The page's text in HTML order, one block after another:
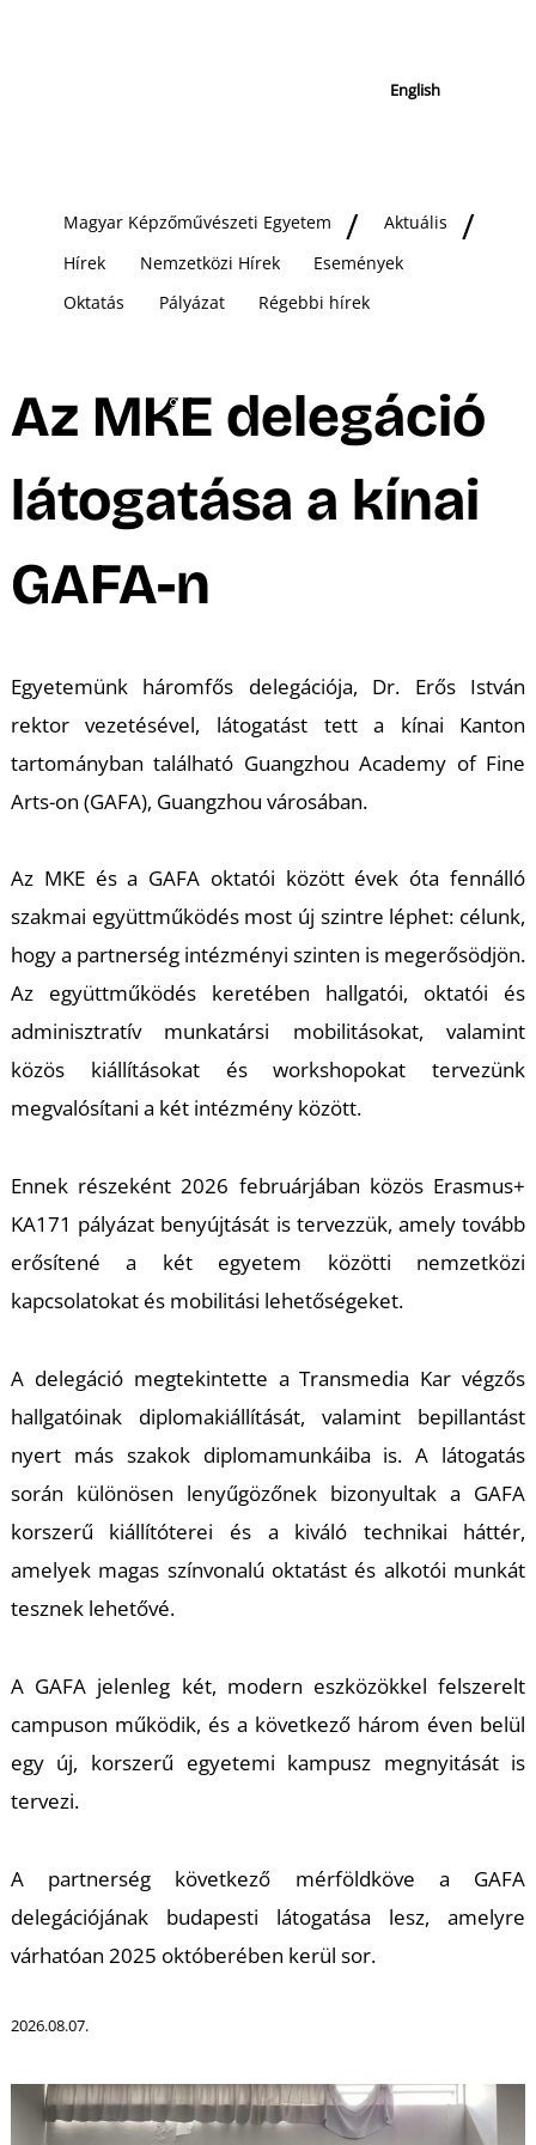
English
Magyar Képzőművészeti Egyetem
Aktuális
Hírek
Nemzetközi Hírek
Események
Oktatás
Pályázat Régebbi hírek
Az MKE delegáció
látogatása a kínai
GAFA-n
Egyetemünk háromfős delegációja, Dr. Erős István
rektor vezetésével, látogatást tett a kínai Kanton
tartományban található Guangzhou Academy of Fine
Arts-on (GAFA), Guangzhou városában.
Az MKE és a GAFA oktatói között évek óta fennálló
szakmai együttműködés most új szintre léphet: célunk,
hogy a partnerség intézményi szinten is megerősödjön.
Az együttműködés keretében hallgatói, oktatói és
adminisztratív munkatársi mobilitásokat, valamint
közös kiállításokat és workshopokat tervezünk
megvalósítani a két intézmény között.
Ennek részeként 2026 februárjában közös Erasmus+
KA171 pályázat benyújtását is tervezzük, amely tovább
erősítené a két egyetem közötti nemzetközi
kapcsolatokat és mobilitási lehetőségeket.
A delegáció megtekintette a Transmedia Kar végzős
hallgatóinak diplomakiállítását, valamint bepillantást
nyert más szakok diplomamunkáiba is. A látogatás
során különösen lenyűgözőnek bizonyultak a GAFA
korszerű kiállítóterei és a kiváló technikai háttér,
amelyek magas színvonalú oktatást és alkotói munkát
tesznek lehetővé.
A GAFA jelenleg két, modern eszközökkel felszerelt
campuson működik, és a következő három éven belül
egy új, korszerű egyetemi kampusz megnyitását is
tervezi.
A partnerség következő mérföldköve a GAFA
delegációjának budapesti látogatása lesz, amelyre
várhatóan 2025 októberében kerül sor.
2026.08.07.